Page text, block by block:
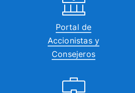
Portal de
Accionistas y
Consejeros